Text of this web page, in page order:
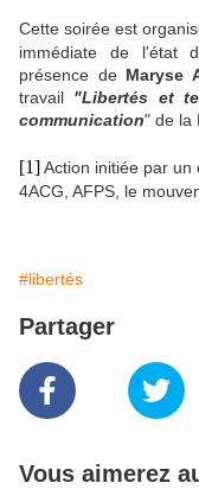
Cette soirée est
immédiate de l'état
présence de Maryse
travail "Libertés et
communication" de la
[1]Action initiée par un
4ACG, AFPS, le
#libertés
Partager
Vous aimerez